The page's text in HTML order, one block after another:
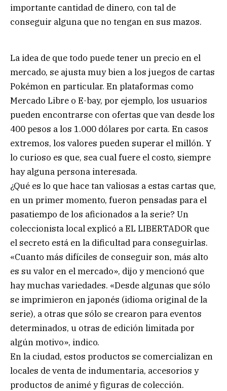
importante cantidad de dinero, con tal de
conseguir alguna que no tengan en sus mazos.
La idea de que todo puede tener un precio en el
mercado, se ajusta muy bien a los juegos de cartas
Pokémon en particular. En plataformas como
Mercado Libre o E-bay, por ejemplo, los usuarios
pueden encontrarse con ofertas que van desde los
400 pesos a los 1.000 dólares por carta. En casos
extremos, los valores pueden superar el millón. Y
lo curioso es que, sea cual fuere el costo, siempre
hay alguna persona interesada.
¿Qué es lo que hace tan valiosas a estas cartas que,
en un primer momento, fueron pensadas para el
pasatiempo de los aficionados a la serie? Un
coleccionista local explicó a EL LIBERTADOR que
el secreto está en la dificultad para conseguirlas.
«Cuanto más difíciles de conseguir son, más alto
es su valor en el mercado», dijo y mencionó que
hay muchas variedades. «Desde algunas que sólo
se imprimieron en japonés (idioma original de la
serie), a otras que sólo se crearon para eventos
determinados, u otras de edición limitada por
algún motivo», indico.
En la ciudad, estos productos se comercializan en
locales de venta de indumentaria, accesorios y
productos de animé y figuras de colección.